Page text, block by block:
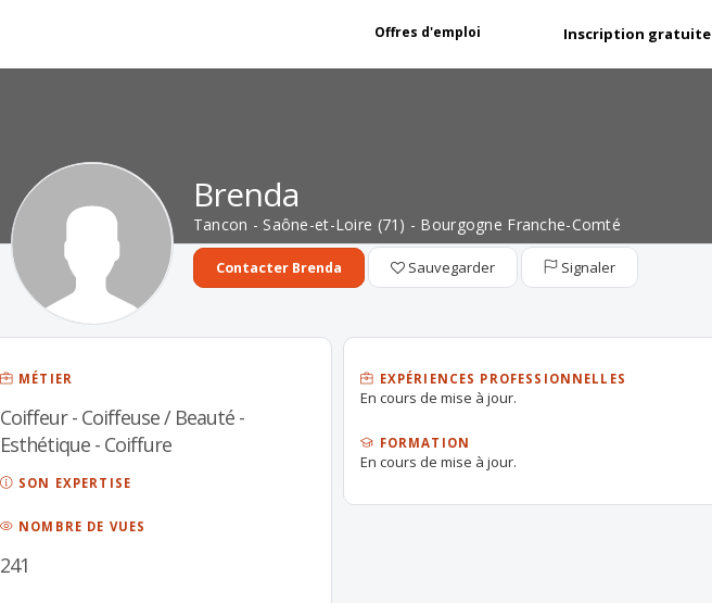
Offres d'emploi Inscription gratuite
Brenda
Tancon - Saône-et-Loire (71) - Bourgogne Franche-Comté
Contacter Brenda Sauvegarder Signaler
MÉTIER
Coiffeur - Coiffeuse / Beauté -
Esthétique - Coiffure
SON EXPERTISE
NOMBRE DE VUES
241
EXPÉRIENCES PROFESSIONNELLES
En cours de mise à jour.
FORMATION
En cours de mise à jour.